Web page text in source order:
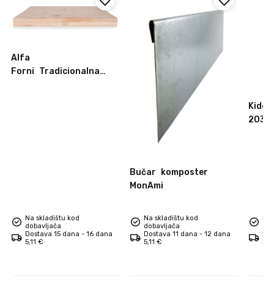
Alfa
Forni Tradicionalna
Na skladištu kod
dobavljača
Dostava 15 dana - 16 dana
5,11 €
Bučar
komposter
MonAmi
Na skladištu kod
dobavljača
Dostava 11 dana - 12 dana
5,11 €
Kidde
Na